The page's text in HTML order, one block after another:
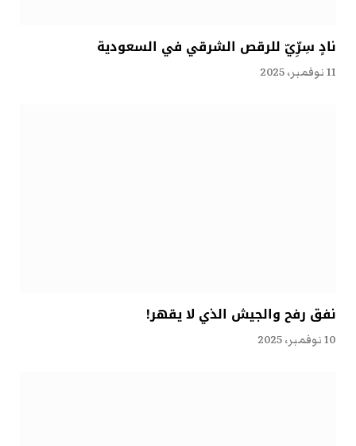
نادٍ سِرِّيّ للرقص الشرقي في السعودية
11 نوفمبر، 2025
نفق رفح والجيش الذي لا يقهر!
10 نوفمبر، 2025